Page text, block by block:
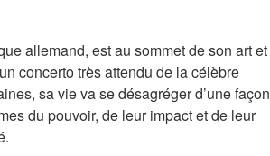
allemand, est au sommet de son art et
concerto très attendu de la célèbre
sa vie va se désagréger d’une façon
du pouvoir, de leur impact et de leur